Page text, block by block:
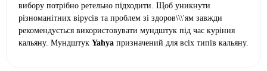
вибору потрібно ретельно підходити. Щоб уникнути
різноманітних вірусів та проблем зі здоров\\\'ям завжди
рекомендується використовувати мундштук під час куріння
кальяну. Мундштук Yahya призначений для всіх типів кальяну.